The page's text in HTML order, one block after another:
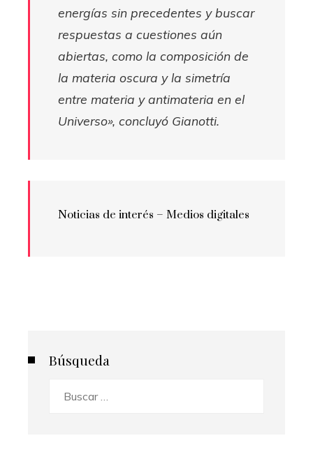
energías sin precedentes y buscar
respuestas a cuestiones aún
abiertas, como la composición de
la materia oscura y la simetría
entre materia y antimateria en el
Universo», concluyó Gianotti.
Noticias de interés – Medios digitales
Búsqueda